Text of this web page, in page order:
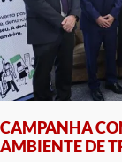
CAMPANHA
AMBIENTE DE